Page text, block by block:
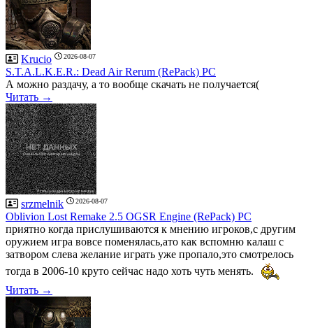
Krucio 2026-08-07
S.T.A.L.K.E.R.: Dead Air Rerum (RePack) PC
А можно раздачу, а то вообще скачать не получается(
Читать →
srzmelnik 2026-08-07
Oblivion Lost Remake 2.5 OGSR Engine (RePack) PC
приятно когда прислушиваются к мнению игроков,с другим
оружием игра вовсе поменялась,ато как вспомню калаш с
затвором слева желание играть уже пропало,это смотрелось
тогда в 2006-10 круто сейчас надо хоть чуть менять.
Читать →